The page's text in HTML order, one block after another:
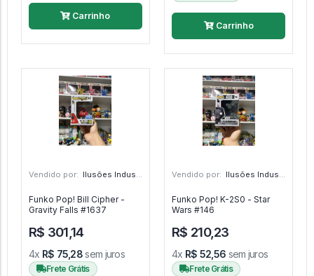
Carrinho
Carrinho
Vendido por: Ilusões Industriais - CE
Funko Pop! Bill Cipher -
Gravity Falls #1637
R$ 301,14
4x R$ 75,28sem juros
Frete Grátis
Vendido por: Ilusões Industriais - CE
Funko Pop! K-2S0 - Star
Wars #146
R$ 210,23
4x R$ 52,56 sem juros
Frete Grátis